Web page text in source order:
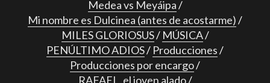
Medea vs Meyáipa
Mi nombre es Dulcinea (antes de acostarme)
MILES GLORIOSUS
MÚSICA
PENÚLTIMO ADIOS
Producciones
Producciones por encargo
RAFAEL, el joven alado